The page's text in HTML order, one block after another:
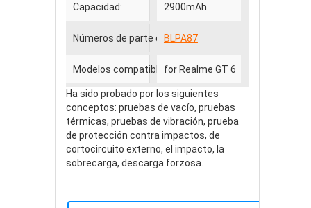
Capacidad: 2900mAh
Números de parte compatibles
BLPA87
Modelos compatiblesfor Realme GT 6
Ha sido probado por los siguientes
conceptos: pruebas de vacío, pruebas
térmicas, pruebas de vibración, prueba
de protección contra impactos, de
cortocircuito externo, el impacto, la
sobrecarga, descarga forzosa.